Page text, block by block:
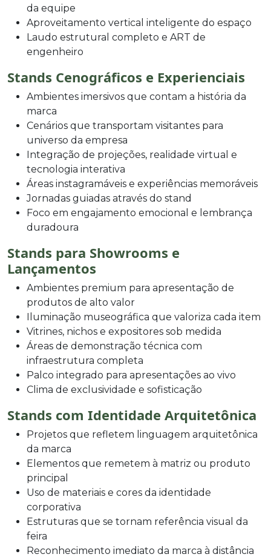
da equipe
Aproveitamento vertical inteligente do espaço
Laudo estrutural completo e ART de
engenheiro
Stands Cenográficos e Experienciais
Ambientes imersivos que contam a história da
marca
Cenários que transportam visitantes para
universo da empresa
Integração de projeções, realidade virtual e
tecnologia interativa
Áreas instagramáveis e experiências memoráveis
Jornadas guiadas através do stand
Foco em engajamento emocional e lembrança
duradoura
Stands para Showrooms e
Lançamentos
Ambientes premium para apresentação de
produtos de alto valor
Iluminação museográfica que valoriza cada item
Vitrines, nichos e expositores sob medida
Áreas de demonstração técnica com
infraestrutura completa
Palco integrado para apresentações ao vivo
Clima de exclusividade e sofisticação
Stands com Identidade Arquitetônica
Projetos que refletem linguagem arquitetônica
da marca
Elementos que remetem à matriz ou produto
principal
Uso de materiais e cores da identidade
corporativa
Estruturas que se tornam referência visual da
feira
Reconhecimento imediato da marca à distância